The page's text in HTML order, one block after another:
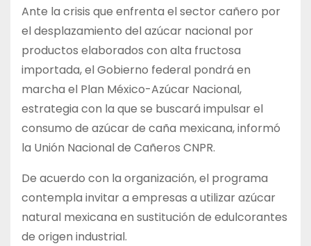
Ante la crisis que enfrenta el sector cañero por
el desplazamiento del azúcar nacional por
productos elaborados con alta fructosa
importada, el Gobierno federal pondrá en
marcha el Plan México-Azúcar Nacional,
estrategia con la que se buscará impulsar el
consumo de azúcar de caña mexicana, informó
la Unión Nacional de Cañeros CNPR.
De acuerdo con la organización, el programa
contempla invitar a empresas a utilizar azúcar
natural mexicana en sustitución de edulcorantes
de origen industrial.